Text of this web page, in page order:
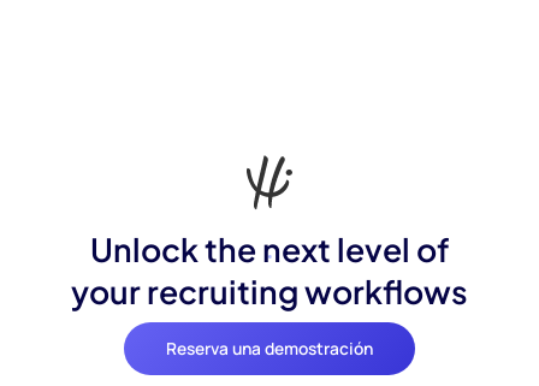
Unlock the next level of
your recruiting workflows
Reserva una demostración